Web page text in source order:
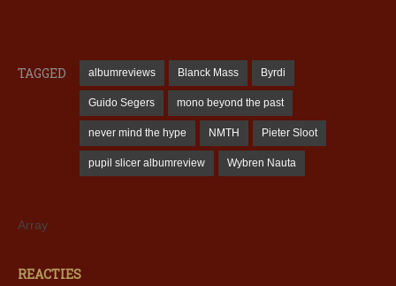
TAGGED albumreviews Blanck Mass Byrdi
Guido Segers mono beyond the past
never mind the hype NMTH Pieter Sloot
pupil slicer albumreview Wybren Nauta
Array
REACTIES